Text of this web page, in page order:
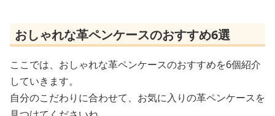
おしゃれな革ペンケースのおすすめ6選
ここでは、おしゃれな革ペンケースのおすすめを6個紹介
していきます。
自分のこだわりに合わせて、お気に入りの革ペンケースを